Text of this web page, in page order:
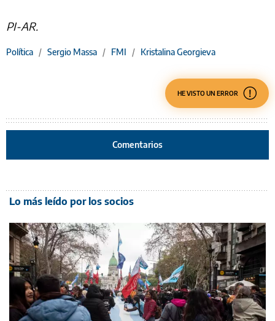
PI-AR.
Política / Sergio Massa / FMI / Kristalina Georgieva
HE VISTO UN ERROR
Comentarios
Lo más leído por los socios